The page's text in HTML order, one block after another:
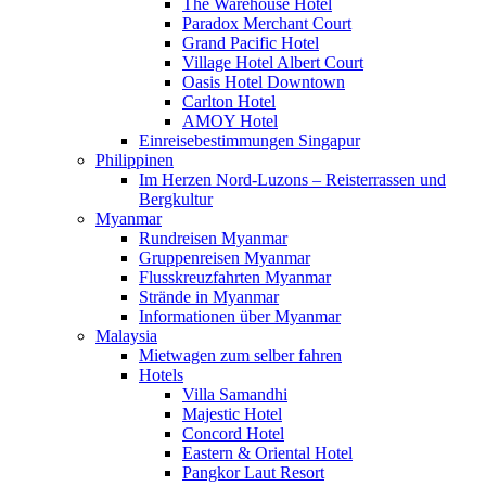
The Warehouse Hotel
Paradox Merchant Court
Grand Pacific Hotel
Village Hotel Albert Court
Oasis Hotel Downtown
Carlton Hotel
AMOY Hotel
Einreisebestimmungen Singapur
Philippinen
Im Herzen Nord-Luzons – Reisterrassen und
Bergkultur
Myanmar
Rundreisen Myanmar
Gruppenreisen Myanmar
Flusskreuzfahrten Myanmar
Strände in Myanmar
Informationen über Myanmar
Malaysia
Mietwagen zum selber fahren
Hotels
Villa Samandhi
Majestic Hotel
Concord Hotel
Eastern & Oriental Hotel
Pangkor Laut Resort